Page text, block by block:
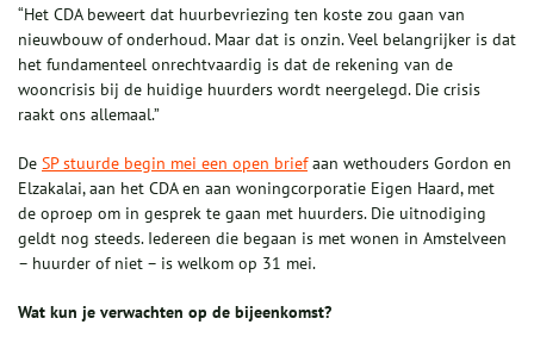
“Het CDA beweert dat huurbevriezing ten koste zou gaan van
nieuwbouw of onderhoud. Maar dat is onzin. Veel belangrijker is dat
het fundamenteel onrechtvaardig is dat de rekening van de
wooncrisis bij de huidige huurders wordt neergelegd. Die crisis
raakt ons allemaal.”
De SP stuurde begin mei een open briefaan wethouders Gordon en
Elzakalai, aan het CDA en aan woningcorporatie Eigen Haard, met
de oproep om in gesprek te gaan met huurders. Die uitnodiging
geldt nog steeds. Iedereen die begaan is met wonen in Amstelveen
– huurder of niet – is welkom op 31 mei.
Wat kun je verwachten op de bijeenkomst?